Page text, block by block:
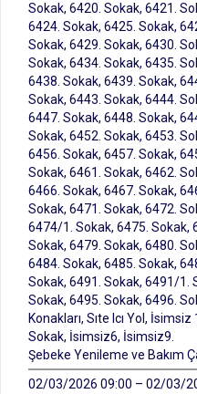
Sokak, 6420. Sokak, 6421.
6424. Sokak, 6425. Sokak,
Sokak, 6429. Sokak, 6430.
Sokak, 6434. Sokak, 6435.
6438. Sokak, 6439. Sokak,
Sokak, 6443. Sokak, 6444.
6447. Sokak, 6448. Sokak,
Sokak, 6452. Sokak, 6453.
6456. Sokak, 6457. Sokak,
Sokak, 6461. Sokak, 6462.
6466. Sokak, 6467. Sokak,
Sokak, 6471. Sokak, 6472.
6474/1. Sokak, 6475. Sokak,
Sokak, 6479. Sokak, 6480.
6484. Sokak, 6485. Sokak,
Sokak, 6491. Sokak, 6491/1.
Sokak, 6495. Sokak, 6496.
Konakları, Sıte Icı Yol,
Sokak, İsimsiz6, İsimsiz9.
Şebeke Yenileme ve Bakım
02/03/2026 09:00 – 02/03/